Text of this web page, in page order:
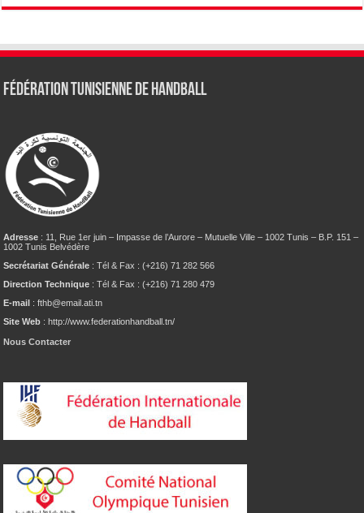
Fédération tunisienne de Handball
Adresse : 11, Rue 1er juin – Impasse de l’Aurore – Mutuelle Ville – 1002 Tunis – B.P. 151 –
1002 Tunis Belvédère
Secrétariat Générale : Tél & Fax : (+216) 71 282 566
Direction Technique : Tél & Fax : (+216) 71 280 479
E-mail : fthb@email.ati.tn
Site Web : http://www.federationhandball.tn/
Nous Contacter